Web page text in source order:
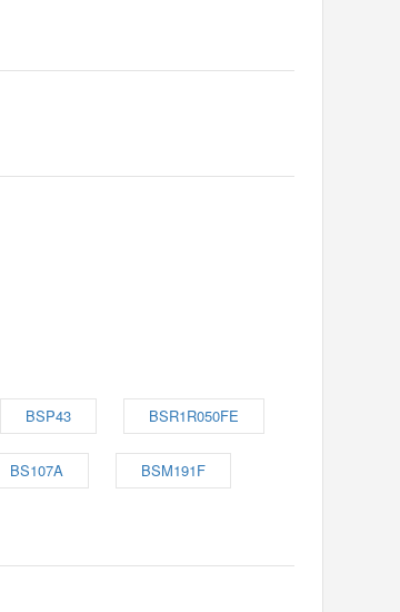
BSP43 BSR1R050FE
BS107A BSM191F